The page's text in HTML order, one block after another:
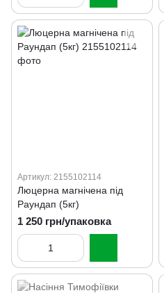
Артикул: 2155102114
Люцерна магнічена під
Раундап (5кг)
1 250 грн/упаковка